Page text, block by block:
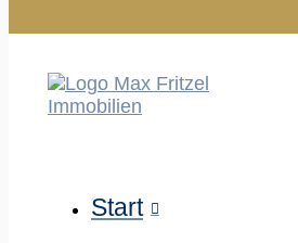
Start